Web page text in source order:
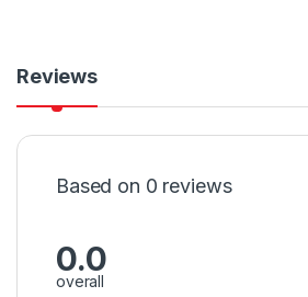
Reviews
Based on 0 reviews
0.0
overall